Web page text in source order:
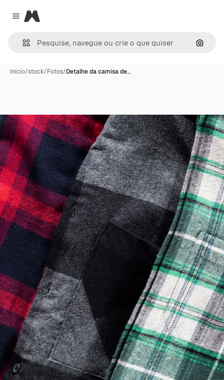
Close menu
Magnific
Início/stock/Fotos/Detalhe da camisa de…